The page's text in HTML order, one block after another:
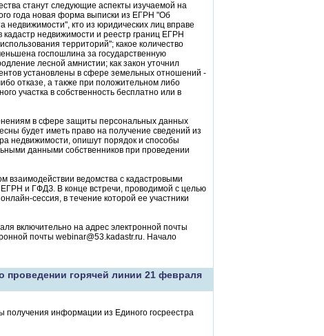
станут следующие аспекты изучаемой на
года новая форма выписки из ЕГРН "Об
недвижимости", кто из юридических лиц вправе
кадастр недвижимости и реестр границ ЕГРН
территорий"; какое количество
госпошлина за государственную
лесной амнистии; как закон уточнил
установлены в сфере земельных отношений -
отказе, а также при положительном либо
участка в собственность бесплатно или в
в сфере защиты персональных данных
будет иметь право на получение сведений из
недвижимости, опишут порядок и способы
данными собственников при проведении
взаимодействии ведомства с кадастровыми
и ГФДЗ. В конце встречи, проводимой с целью
сессия, в течение которой ее участники
включительно на адрес электронной почты
почты webinar@53.kadastr.ru. Начало
горячей линии 21 февраля
получения информации из Единого госреестра